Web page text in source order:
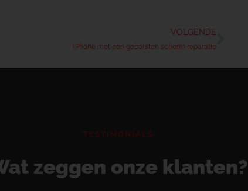
VOLGENDE
iPhone met een gebarsten scherm reparatie
TESTIMONIALS
zeggen onze klanten?